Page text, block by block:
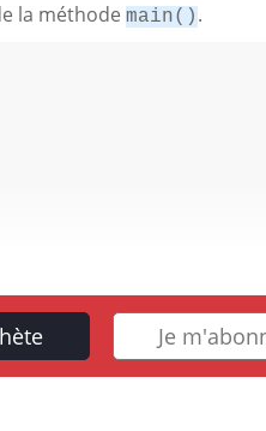
la méthode main() .
Je